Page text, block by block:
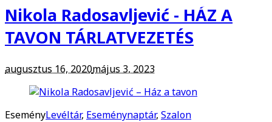
Nikola Radosavljević - HÁZ A
TAVON TÁRLATVEZETÉS
augusztus 16, 2020május 3, 2023
EseményLevéltár, Eseménynaptár, Szalon